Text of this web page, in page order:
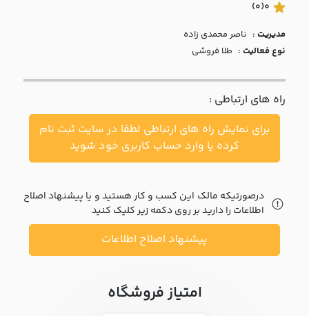
با ما
مقالات
اخبار
پرسش
متداول
خواست
0
(0)
مدیریت : ناصر محمدي زاده
نوع فعالیت : طلا فروشی
راه های ارتباطی :
برای نمایش راه های ارتباطی لطفا در سایت ثبت نام
کرده یا وارد حساب کاربری خود شوید
درصورتیکه مالک این کسب و کار هستید و یا پیشنهاد اصلاح
اطلاعات را دارید بر روی دکمه زیر کلیک کنید
پیشنهاد اصلاح اطلاعات
امتیاز فروشگاه